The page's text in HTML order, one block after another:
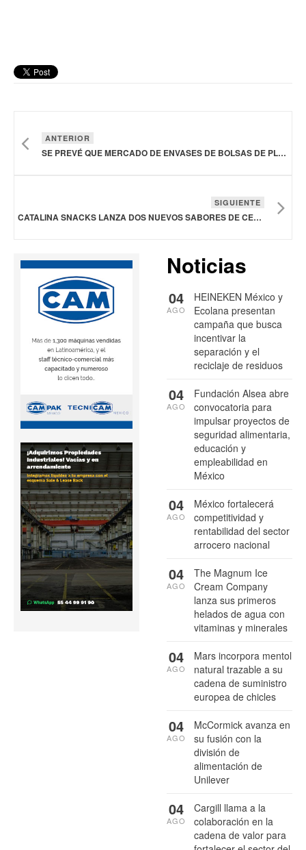
ANTERIOR
SE PREVÉ QUE MERCADO DE ENVASES DE BOLSAS DE PLÁSTICO FLEXIBLES ALCANCE LOS 76,630 MDD EN 2030
SIGUIENTE
CATALINA SNACKS LANZA DOS NUEVOS SABORES DE CEREALES PROTEICOS
Noticias
HEINEKEN México y
Ecolana presentan
campaña que busca
incentivar la
separación y el
reciclaje de residuos
04
AGO
Fundación Alsea abre
convocatoria para
impulsar proyectos de
seguridad alimentaria,
educación y
empleabilidad en
México
04
AGO
México fortalecerá
competitividad y
rentabilidad del sector
arrocero nacional
04
AGO
The Magnum Ice
Cream Company
lanza sus primeros
helados de agua con
vitaminas y minerales
04
AGO
Mars incorpora mentol
natural trazable a su
cadena de suministro
europea de chicles
04
AGO
McCormick avanza en
su fusión con la
división de
alimentación de
Unilever
04
AGO
Cargill llama a la
colaboración en la
cadena de valor para
04
AGO